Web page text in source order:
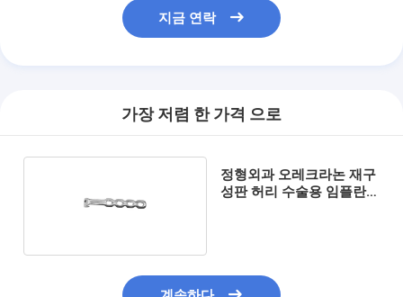
지금 연락
가장 저렴 한 가격 으로
정형외과 오레크라논 재구
성판 허리 수술용 임플란